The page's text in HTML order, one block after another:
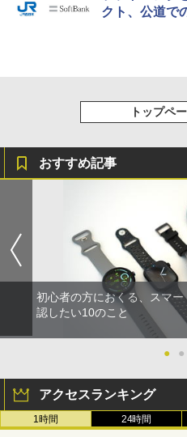
クト、公道で
トップペ
おすすめ記事
初心者の方におくる、スマ
認したい10のこと
● ●
アクセスランキング
1時間 24時間